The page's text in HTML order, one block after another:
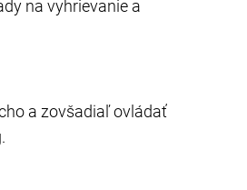
na vyhrievanie a
a zovšadiaľ ovládať